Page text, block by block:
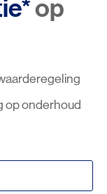
op
op onderhoud